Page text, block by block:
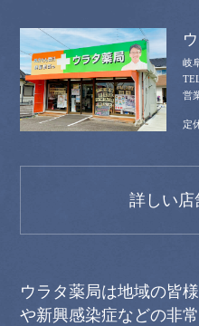
岐
詳しい店
ウラタ薬局は地域の皆
や新興感染症などの非